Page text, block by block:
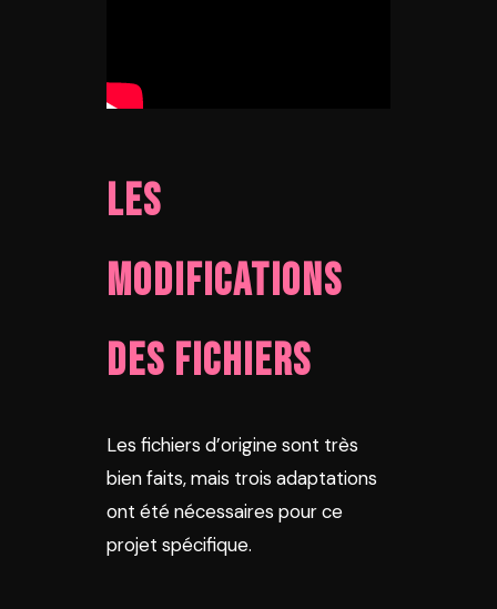
Les
modifications
des fichiers
Les fichiers d’origine sont très
bien faits, mais trois adaptations
ont été nécessaires pour ce
projet spécifique.